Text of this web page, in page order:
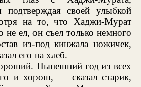
своей улыбкой
на то, что Хаджи-Мурат
не ел, он съел только немного
из-под кинжала ножичек,
его на хлеб.
Нынешний год из всех
и хорош, — сказал старик,